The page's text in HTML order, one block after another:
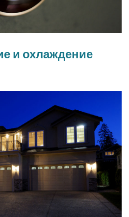
и охлаждение